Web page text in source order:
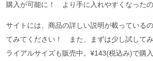
購入が可能に！ より手に入れやすくなった
サイトには、商品の詳しい説明が載っている
てみてください！ また、まずは少し試して
ライアルサイズも販売中。¥143(税込み)で購